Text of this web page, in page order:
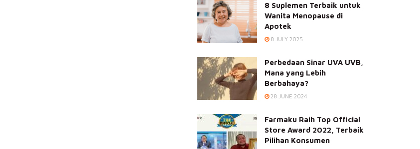
8 Suplemen Terbaik untuk
Wanita Menopause di
Apotek
8 JULY 2025
Perbedaan Sinar UVA UVB,
Mana yang Lebih
Berbahaya?
28 JUNE 2024
Farmaku Raih Top Official
Store Award 2022, Terbaik
Pilihan Konsumen